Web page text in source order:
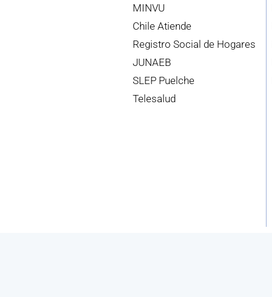
MINVU
Chile Atiende
Registro Social de Hogares
JUNAEB
SLEP Puelche
Telesalud